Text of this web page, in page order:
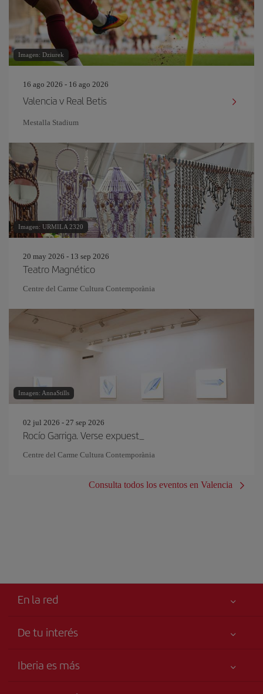
Imagen: Dziurek
16 ago 2026 - 16 ago 2026
Valencia v Real Betis
Mestalla Stadium
Imagen: URMILA 2320
20 may 2026 - 13 sep 2026
Teatro Magnético
Centre del Carme Cultura Contemporània
Imagen: AnnaStills
02 jul 2026 - 27 sep 2026
Rocío Garriga. Verse expuest_
Centre del Carme Cultura Contemporània
Consulta todos los eventos en Valencia
En la red
De tu interés
Accesibilidad
Iberia es más